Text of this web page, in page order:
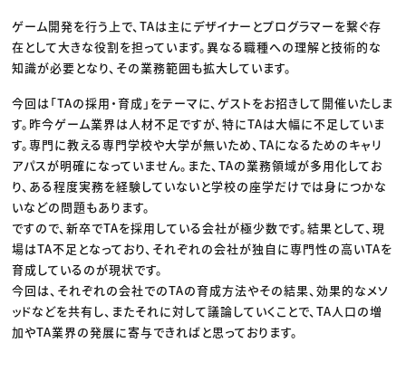
プロフェッショナル×つながる×メディア
ゲーム開発を行う上で、TAは主にデザイナーとプログラマーを繋ぐ存
在として大きな役割を担っています。異なる職種への理解と技術的な
知識が必要となり、その業務範囲も拡大しています。
今回は「TAの採用・育成」をテーマに、ゲストをお招きして開催いたしま
す。昨今ゲーム業界は人材不足ですが、特にTAは大幅に不足していま
す。専門に教える専門学校や大学が無いため、TAになるためのキャリ
アパスが明確になっていません。また、TAの業務領域が多用化してお
り、ある程度実務を経験していないと学校の座学だけでは身につかな
いなどの問題もあります。
ですので、新卒でTAを採用している会社が極少数です。結果として、現
場はTA不足となっており、それぞれの会社が独自に専門性の高いTAを
育成しているのが現状です。
今回は、それぞれの会社でのTAの育成方法やその結果、効果的なメソ
ッドなどを共有し、またそれに対して議論していくことで、TA人口の増
加やTA業界の発展に寄与できればと思っております。